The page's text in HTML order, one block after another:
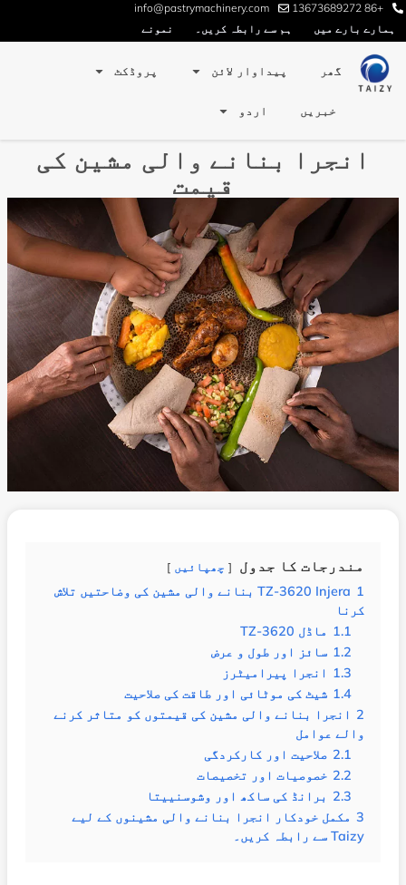
+86 13673689272
info@pastrymachinery.com
ہمارے بارے میں
ہم سے رابطہ کریں۔ نمونے
گھر پیداوار لائن پروڈکٹ
خبریں اردو
انجرا بنانے والی مشین کی
قیمت
مندرجات کا جدول چھپائیں
1
TZ-3620 Injera بنانے والی مشین کی وضاحتیں تلاش
کرنا
1.1 ماڈل TZ-3620
1.2 سائز اور طول و عرض
1.3 انجرا پیرامیٹرز
1.4 شیٹ کی موٹائی اور طاقت کی صلاحیت
2 انجرا بنانے والی مشین کی قیمتوں کو متاثر کرنے
والے عوامل
2.1 صلاحیت اور کارکردگی
2.2 خصوصیات اور تخصیصات
2.3 برانڈ کی ساکھ اور وشوسنییتا
3 مکمل خودکار انجرا بنانے والی مشینوں کے لیے
Taizy سے رابطہ کریں۔